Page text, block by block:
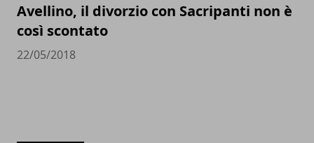
Avellino, il divorzio con Sacripanti non è
così scontato
22/05/2018